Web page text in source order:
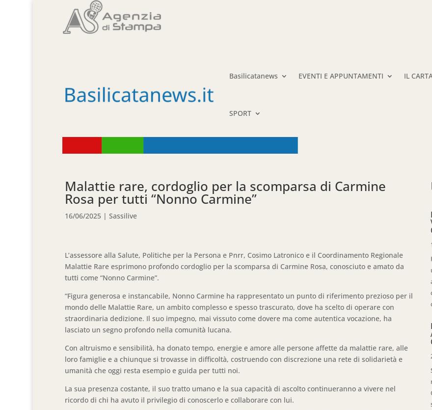
Basilicatanews EVENTI E APPUNTAMENTI IL
SPORT
Malattie rare, cordoglio per la scomparsa di Carmine
Rosa per tutti “Nonno Carmine”
16/06/2025 |Sassilive
L’assessore alla Salute, Politiche per la Persona e Pnrr, Cosimo Latronico e il Coordinamento Regionale
Malattie Rare esprimono profondo cordoglio per la scomparsa di Carmine Rosa, conosciuto e amato da
tutti come “Nonno Carmine”.
“Figura generosa e instancabile, Nonno Carmine ha rappresentato un punto di riferimento prezioso per il
mondo delle Malattie Rare, un ambito complesso e spesso trascurato, dove ha scelto di operare con
straordinaria dedizione. Il suo impegno, mai vissuto come dovere ma come autentica vocazione, ha
lasciato un segno profondo nella comunità lucana.
Con altruismo e sensibilità, ha donato tempo, energie e amore alle persone affette da malattie rare, alle
loro famiglie e a chiunque si trovasse in difficoltà, costruendo con discrezione una rete di solidarietà e
umanità che oggi resta esempio e guida per tutti noi.
La sua presenza costante, il suo tratto umano e la sua capacità di ascolto continueranno a vivere nel
ricordo di chi ha avuto il privilegio di conoscerlo e collaborare con lui.